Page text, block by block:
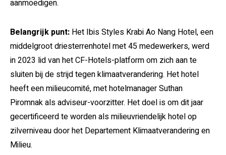
aanmoedigen.
Belangrijk punt: Het Ibis Styles Krabi Ao Nang Hotel, een
middelgroot driesterrenhotel met 45 medewerkers, werd
in 2023 lid van het CF-Hotels-platform om zich aan te
sluiten bij de strijd tegen klimaatverandering. Het hotel
heeft een milieucomité, met hotelmanager Suthan
Piromnak als adviseur-voorzitter. Het doel is om dit jaar
gecertificeerd te worden als milieuvriendelijk hotel op
zilverniveau door het Departement Klimaatverandering en
Milieu.